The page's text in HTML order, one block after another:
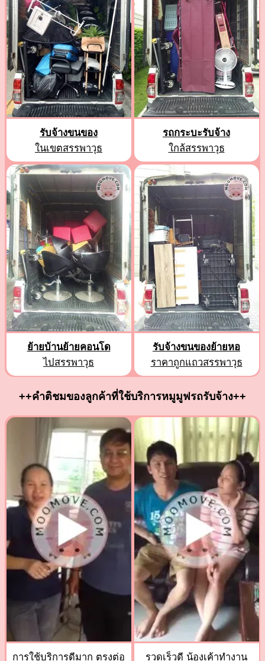
รับจ้างขนของ
ในเขตสรรพาวุธ
รถกระบะรับจ้าง
ใกล้สรรพาวุธ
ย้ายบ้านย้ายคอนโด
ไปสรรพาวุธ
รับจ้างขนของย้ายหอ
ราคาถูกแถวสรรพาวุธ
++คำติชมของลูกค้าที่ใช้บริการหมูมูฟรถรับจ้าง++
การใช้บริการดีมาก ตรงต่อ
รวดเร็วดี น้องเค้าทำงาน